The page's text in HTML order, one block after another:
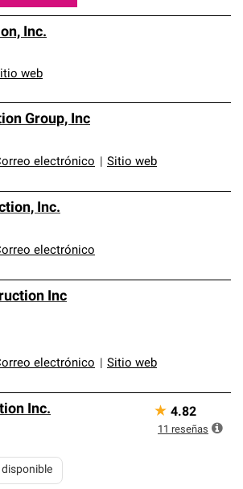
Inc.
web
Group, Inc
electrónico Sitio web
Inc.
electrónico
Inc
electrónico Sitio web
Inc. ★ 4.82
11 reseñas